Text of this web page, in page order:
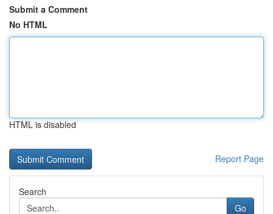
Submit a Comment
No HTML
HTML is disabled
Report Page
Search
Go